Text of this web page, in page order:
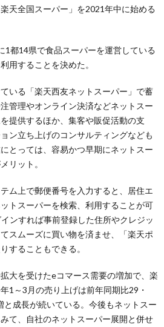
天全国スーパー」を2021年中に始める
1都14県で食品スーパーを運営している
用することを決めた。
いる「楽天西友ネットスーパー」で蓄
管理やオンライン決済などネットスー
提供するほか、集客や販促活動の支
ン立ち上げのコンサルティングなども
とっては、容易かつ早期にネットスー
リット。
ム上で郵便番号を入力すると、居住エ
トスーパーを検索、利用することが可
ンすれば事前登録した住所やクレジッ
スムーズに買い物を済ませ、「楽天ポ
することもできる。
大を受けたeコマース需要の増加で、楽
1～3月の売り上げは前年同期比29・
成長が続いている。今後もネットスー
て、自社のネットスーパー展開と併せ